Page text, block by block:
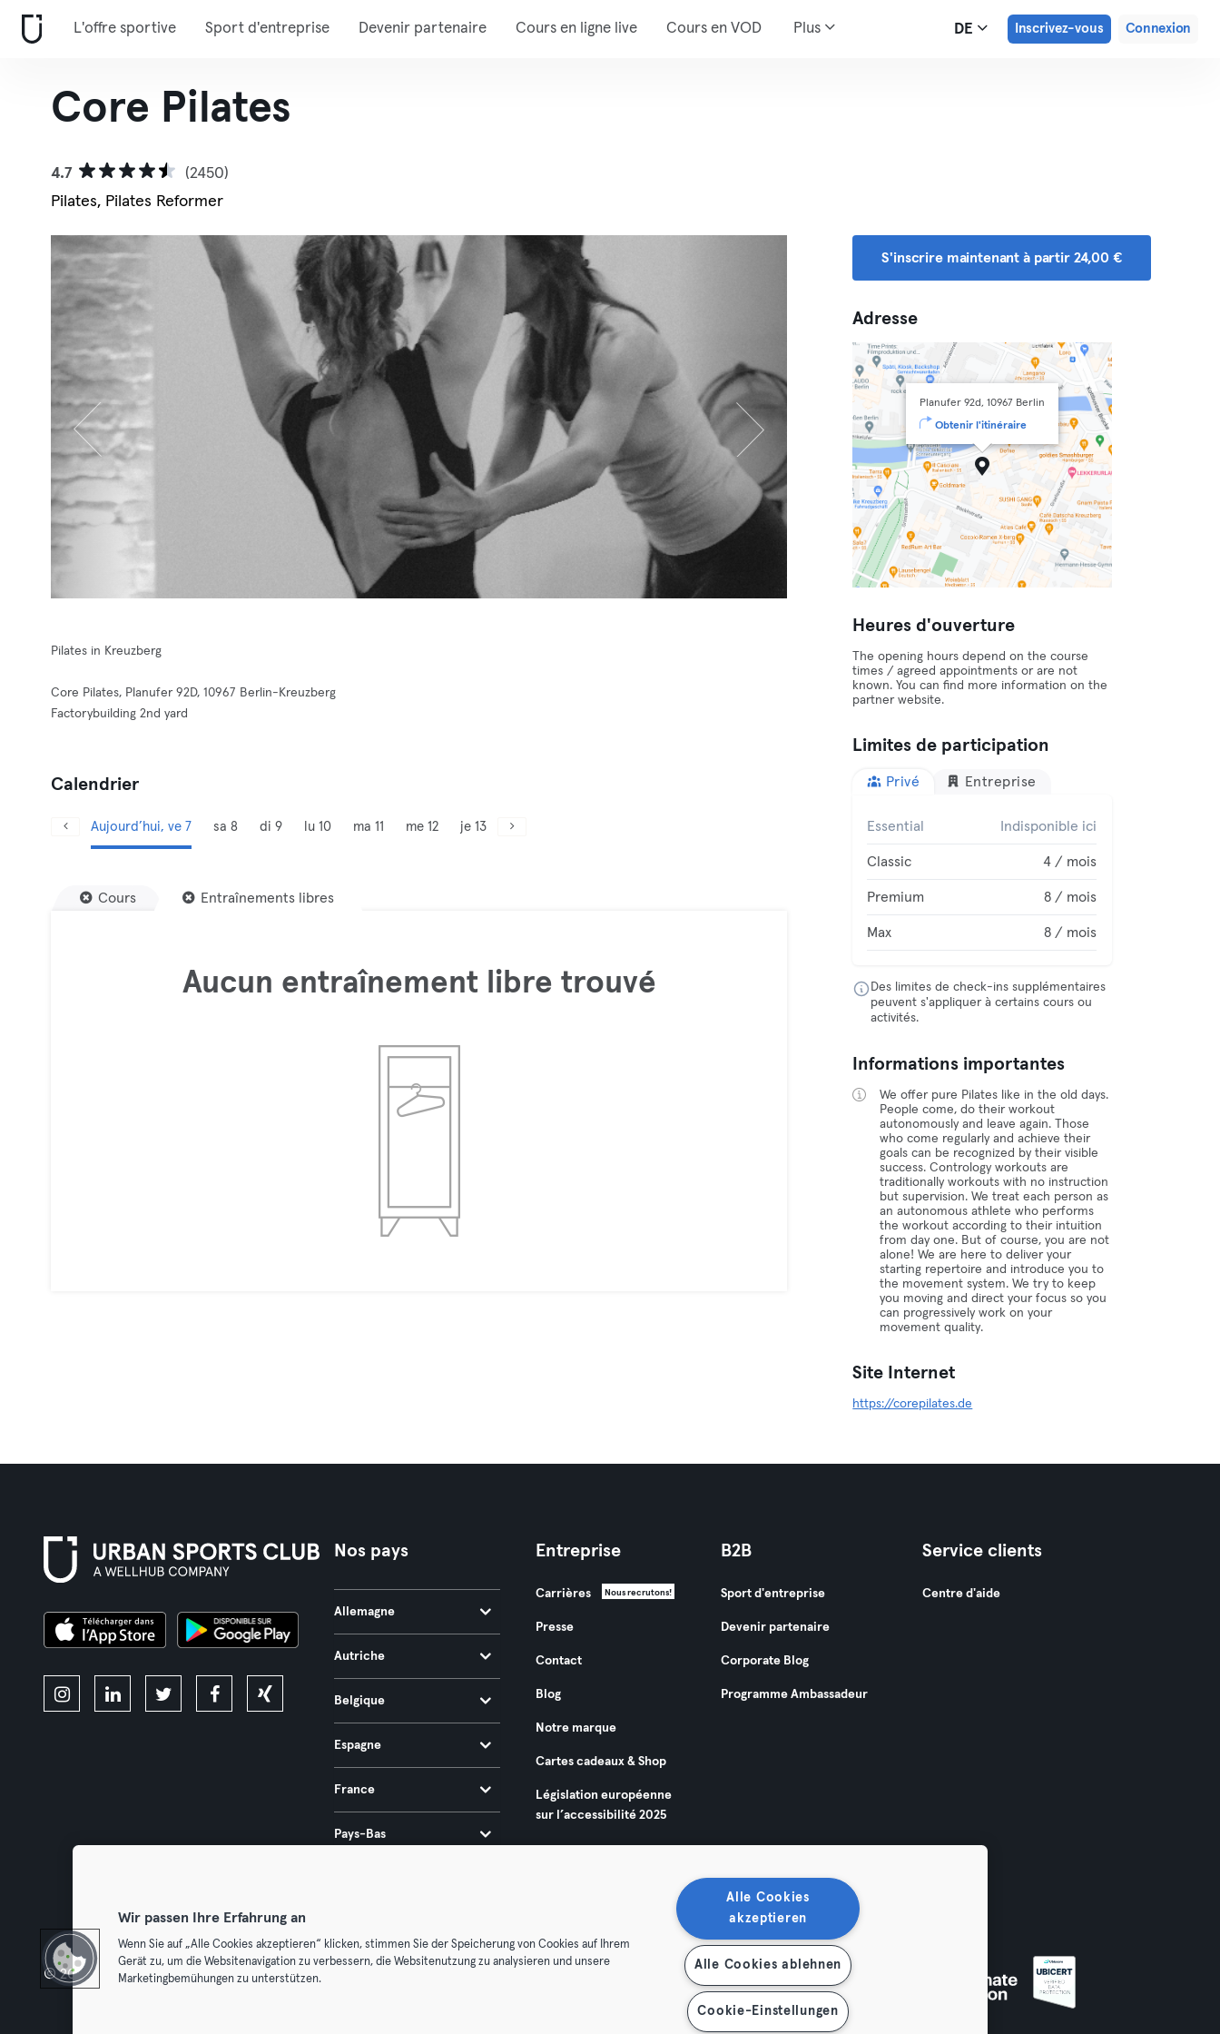
L'offre sportive Sport d'entreprise Devenir partenaire Cours en ligne live Cours en VOD Plus DE Inscrivez-vous Connexion
Core Pilates
4.7
(2450)
Pilates, Pilates Reformer
Pilates in Kreuzberg
Core Pilates, Planufer 92D, 10967 Berlin-Kreuzberg
Factorybuilding 2nd yard
Calendrier
Aujourd’hui, ve 7 sa 8 di 9 lu 10 ma 11 me 12 je 13
Cours Entraînements libres
Aucun entraînement libre trouvé
S'inscrire maintenant à partir 24,00 €
Adresse
Planufer 92d, 10967 Berlin
Obtenir l'itinéraire
Heures d'ouverture
The opening hours depend on the course
times / agreed appointments or are not
known. You can find more information on the
partner website.
Limites de participation
Privé Entreprise
Essential Indisponible ici
Classic 4 / mois
Premium 8 / mois
Max 8 / mois
Des limites de check-ins supplémentaires
peuvent s'appliquer à certains cours ou
activités.
Informations importantes
We offer pure Pilates like in the old days.
People come, do their workout
autonomously and leave again. Those
who come regularly and achieve their
goals can be recognized by their visible
success. Contrology workouts are
traditionally workouts with no instruction
but supervision. We treat each person as
an autonomous athlete who performs
the workout according to their intuition
from day one. But of course, you are not
alone! We are here to deliver your
starting repertoire and introduce you to
the movement system. We try to keep
you moving and direct your focus so you
can progressively work on your
movement quality.
Site Internet
https://corepilates.de
Nos pays
Allemagne
Autriche
Belgique
Espagne
France
Pays-Bas
Entreprise
Carrières Nous recrutons!
Presse
Contact
Blog
Notre marque
Cartes cadeaux & Shop
Législation européenne
sur l’accessibilité 2025
B2B
Sport d'entreprise
Devenir partenaire
Corporate Blog
Programme Ambassadeur
Service clients
Centre d'aide
© 2026 Urban Sports Group GmbH. All rights reserved. Mentions légales
Wir passen Ihre Erfahrung an
Wenn Sie auf „Alle Cookies akzeptieren“ klicken, stimmen Sie der Speicherung von Cookies auf Ihrem
Gerät zu, um die Websitenavigation zu verbessern, die Websitenutzung zu analysieren und unsere
Marketingbemühungen zu unterstützen.
Alle Cookies
akzeptieren
Alle Cookies ablehnen
Cookie-Einstellungen